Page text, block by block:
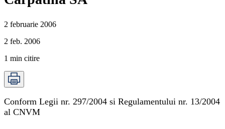
2 februarie 2006
2 feb. 2006
1 min citire
Conform Legii nr. 297/2004 si Regulamentului nr. 13/2004
al CNVM